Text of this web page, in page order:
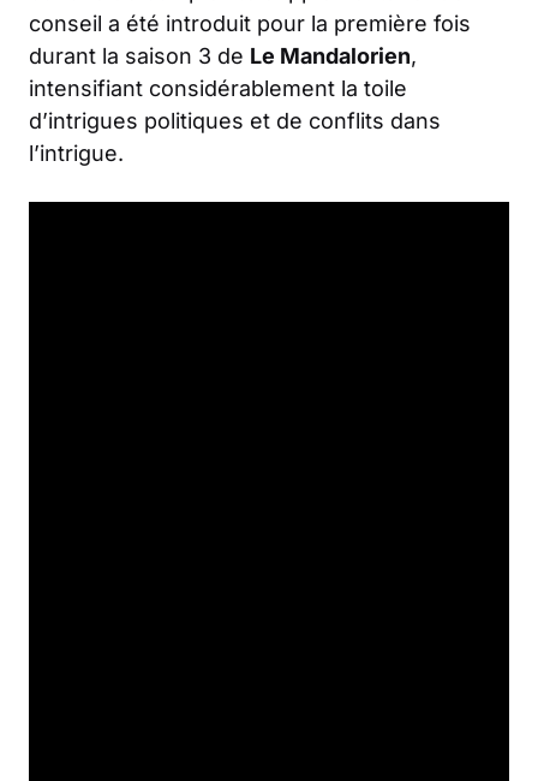
conseil a été introduit pour la première fois
durant la saison 3 de Le Mandalorien,
intensifiant considérablement la toile
d’intrigues politiques et de conflits dans
l’intrigue.